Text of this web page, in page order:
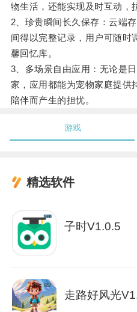
物生活，还能实现及时互动，
2、珍贵瞬间长久保存：云端
间得以完整记录，用户可随时
馨回忆库。
3、多场景自由应用：无论是
家，应用都能为宠物家庭提供
陪伴而产生的担忧。
游戏
精选软件
子时V1.0.5
走路好风光